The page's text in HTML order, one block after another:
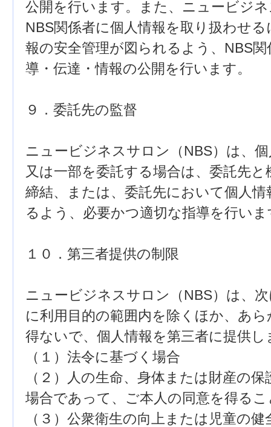
公開を行います。また、ニュービジ
NBS関係者に個人情報を取り扱わせ
報の安全管理が図られるよう、NBS
導・伝達・情報の公開を行います。
９．委託先の監督
ニュービジネスサロン（NBS）は、
又は一部を委託する場合は、委託先
締結、または、委託先において個人
るよう、必要かつ適切な指導を行いま
１０．第三者提供の制限
ニュービジネスサロン（NBS）は、
に利用目的の範囲内を除くほか、あ
得ないで、個人情報を第三者に提供し
（１）法令に基づく場合
（２）人の生命、身体または財産の
場合であって、ご本人の同意を得る
（３）公衆衛生の向上または児童の